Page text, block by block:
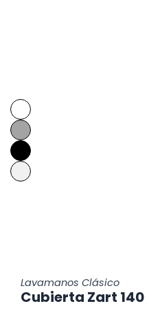
Lavamanos Clásico
Cubierta Zart 140